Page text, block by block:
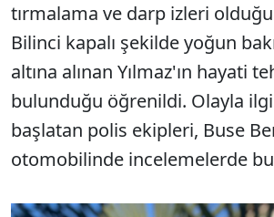
tırmalama ve darp izleri olduğu
Bilinci kapalı şekilde yoğun
altına alınan Yılmaz'ın hayati
bulunduğu öğrenildi. Olayla
başlatan polis ekipleri, Buse
otomobilinde incelemelerde